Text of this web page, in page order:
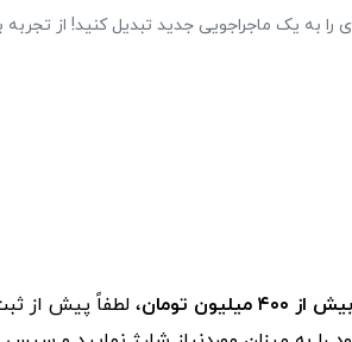
را به یک ماجراجویی جدید تبدیل کنید! از تجربه
بیش از ۴۰۰ میلیون تومان ، لطفاً پیش از